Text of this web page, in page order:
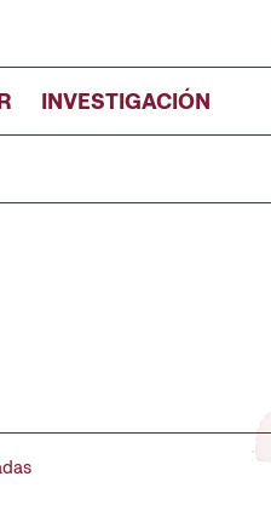
INVESTIGACIÓN